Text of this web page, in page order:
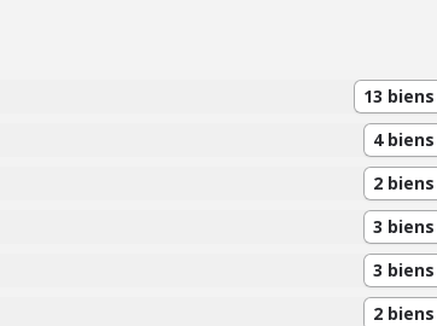
13 biens
4 biens
2 biens
3 biens
3 biens
2 biens